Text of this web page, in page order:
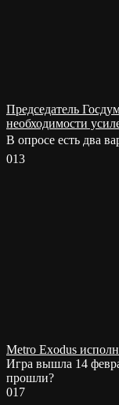
Председатель
необходимости
В опросе есть два
013
Metro Exodus
Игра вышла 14
прошли?
017